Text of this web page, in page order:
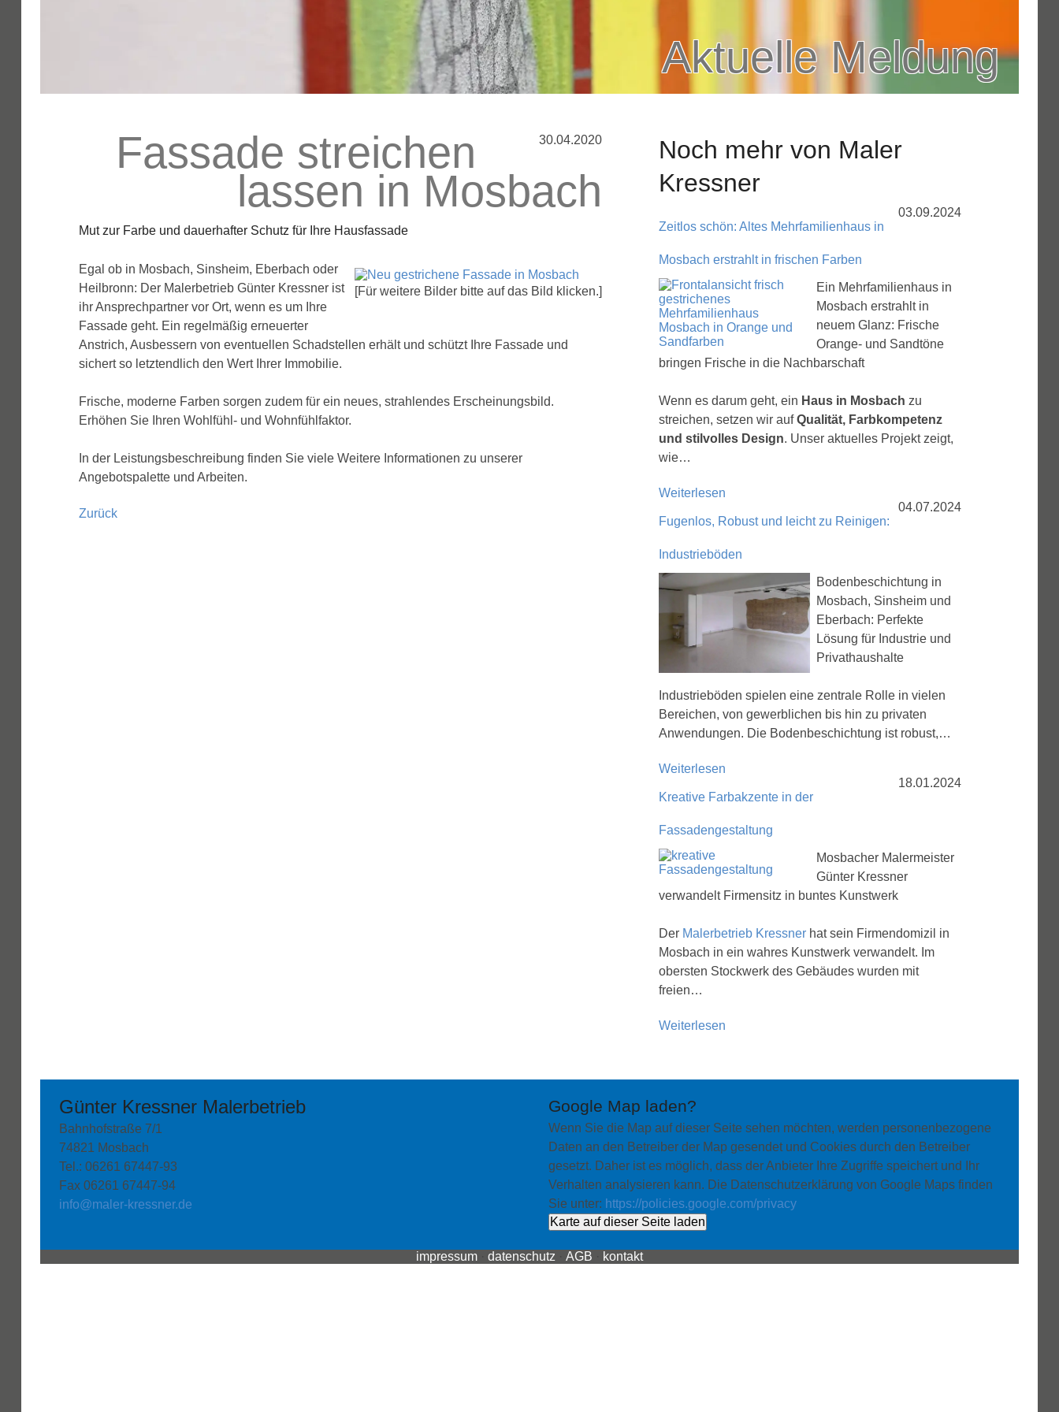
Aktuelle Meldung
30.04.2020
Fassade streichen
lassen in Mosbach
Mut zur Farbe und dauerhafter Schutz für Ihre Hausfassade
[Für weitere Bilder bitte auf das Bild klicken.]
Egal ob in Mosbach, Sinsheim, Eberbach oder
Heilbronn: Der Malerbetrieb Günter Kressner ist
ihr Ansprechpartner vor Ort, wenn es um Ihre
Fassade geht. Ein regelmäßig erneuerter
Anstrich, Ausbessern von eventuellen Schadstellen erhält und schützt Ihre Fassade und
sichert so letztendlich den Wert Ihrer Immobilie.
Frische, moderne Farben sorgen zudem für ein neues, strahlendes Erscheinungsbild.
Erhöhen Sie Ihren Wohlfühl- und Wohnfühlfaktor.
In der Leistungsbeschreibung finden Sie viele Weitere Informationen zu unserer
Angebotspalette und Arbeiten.
Zurück
Noch mehr von Maler
Kressner
03.09.2024
Zeitlos schön: Altes Mehrfamilienhaus in
Mosbach erstrahlt in frischen Farben
Ein Mehrfamilienhaus in
Mosbach erstrahlt in
neuem Glanz: Frische
Orange- und Sandtöne
bringen Frische in die Nachbarschaft
Wenn es darum geht, ein Haus in Mosbach zu
streichen, setzen wir aufQualität, Farbkompetenz
und stilvolles Design. Unser aktuelles Projekt zeigt,
wie…
Weiterlesen
04.07.2024
Fugenlos, Robust und leicht zu Reinigen:
Industrieböden
Bodenbeschichtung in
Mosbach, Sinsheim und
Eberbach: Perfekte
Lösung für Industrie und
Privathaushalte
Industrieböden spielen eine zentrale Rolle in vielen
Bereichen, von gewerblichen bis hin zu privaten
Anwendungen. Die Bodenbeschichtung ist robust,…
Weiterlesen
18.01.2024
Kreative Farbakzente in der
Fassadengestaltung
Mosbacher Malermeister
Günter Kressner
verwandelt Firmensitz in buntes Kunstwerk
Der Malerbetrieb Kressner hat sein Firmendomizil in
Mosbach in ein wahres Kunstwerk verwandelt. Im
obersten Stockwerk des Gebäudes wurden mit
freien…
Weiterlesen
Günter Kressner Malerbetrieb
Bahnhofstraße 7/1
74821 Mosbach
Tel.: 06261 67447-93
Fax 06261 67447-94
info@maler-kressner.de
Google Map laden?
Wenn Sie die Map auf dieser Seite sehen möchten, werden personenbezogene
Daten an den Betreiber der Map gesendet und Cookies durch den Betreiber
gesetzt. Daher ist es möglich, dass der Anbieter Ihre Zugriffe speichert und Ihr
Verhalten analysieren kann. Die Datenschutzerklärung von Google Maps finden
Sie unter: https://policies.google.com/privacy
Karte auf dieser Seite laden
impressum· datenschutz AGB kontakt